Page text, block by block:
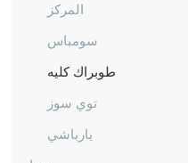
المركز
سومباس
طوبراك كليه
توي سوز
يارباشي